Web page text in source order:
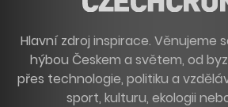
Hlavní zdroj inspirace. Věnujeme
hýbou Českem a světem, od
přes technologie, politiku a
sport, kulturu, ekologii